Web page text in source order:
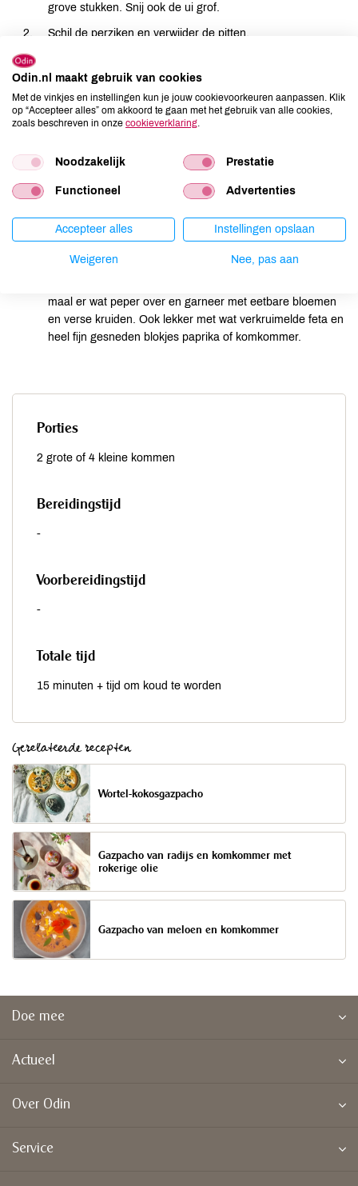
grove stukken. Snij ook de ui grof.
Schil de perziken en verwijder de pitten.
stukken.
Doe alle groenten en het fruit samen met de wijnazijn,
jalapeño en olijfolie in een blender. Mix tot een mooie,
Proef en breng op smaak tot de balans tussen zoet, zuur
en met een lekkere pikante nasmaak, geen flauwe
smoothie. Voeg eventueel extra azijn, zout of jalapeño toe.
Zet de soep in de koelkast zodat hij goed koud kan
worden.
maal er wat peper over en garneer met eetbare bloemen
en verse kruiden. Ook lekker met wat verkruimelde feta en
heel fijn gesneden blokjes paprika of komkommer.
Porties
2 grote of 4 kleine kommen
Bereidingstijd
-
Voorbereidingstijd
-
Totale tijd
15 minuten + tijd om koud te worden
Gerelateerde recepten
Wortel-kokosgazpacho
Gazpacho van radijs en komkommer met
rokerige olie
Gazpacho van meloen en komkommer
Doe mee
Actueel
Over Odin
Service
Odin.nl maakt gebruik van cookies
Met de vinkjes en instellingen kun je jouw cookievoorkeuren aanpassen. Klik
op “Accepteer alles” om akkoord te gaan met het gebruik van alle cookies,
zoals beschreven in onze cookieverklaring
Noodzakelijk Prestatie
Functioneel Advertenties
Accepteer alles Instellingen opslaan
Weigeren Nee, pas aan